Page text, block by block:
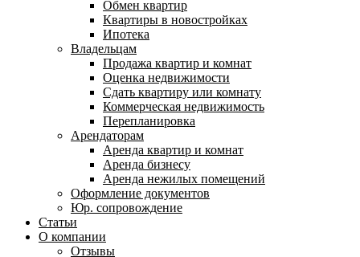
Обмен квартир
Квартиры в новостройках
Ипотека
Владельцам
Продажа квартир и комнат
Оценка недвижимости
Сдать квартиру или комнату
Коммерческая недвижимость
Перепланировка
Арендаторам
Аренда квартир и комнат
Аренда бизнесу
Аренда нежилых помещений
Оформление документов
Юр. сопровождение
Статьи
О компании
Отзывы